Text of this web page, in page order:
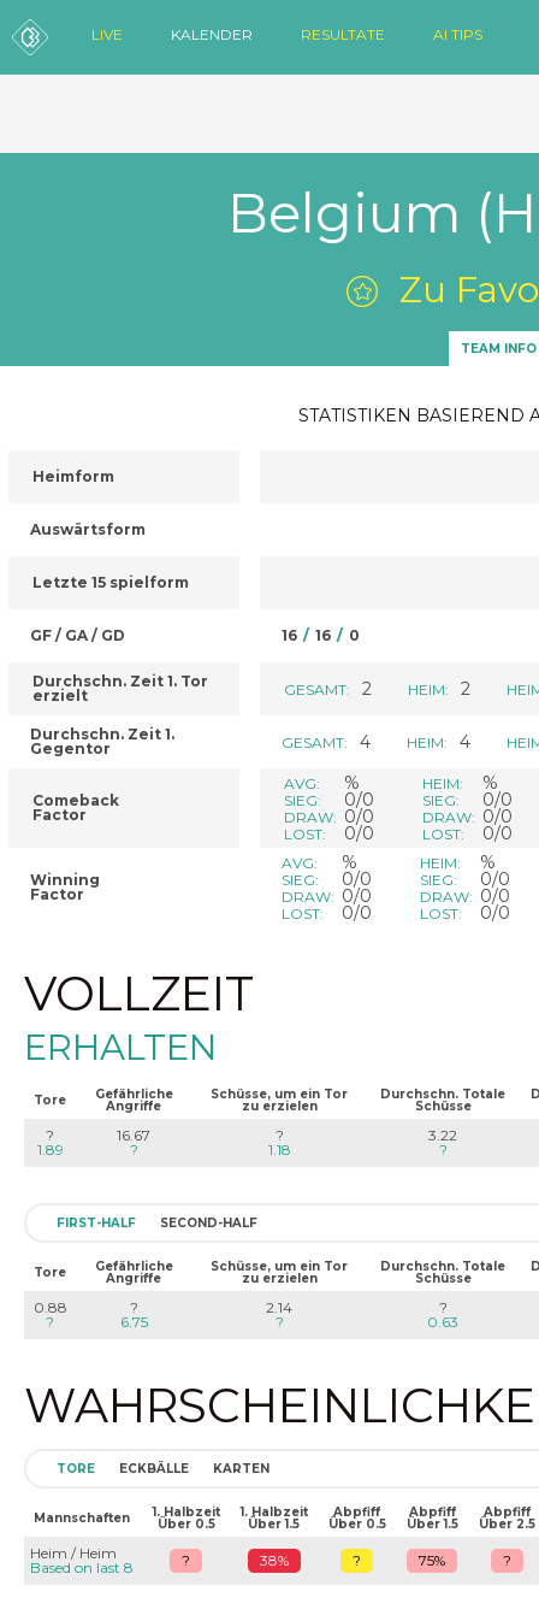
LIVE KALENDER RESULTATE AI TIPS
Belgium
Zu
TEAM INFO
STATISTIKEN BASIEREND
Heimform
Auswärtsform
Letzte 15 spielform
GF / GA / GD
Durchschn. Zeit 1. Tor
erzielt
Durchschn. Zeit 1.
Gegentor
Comeback
Factor
Winning
Factor
16 / 16 / 0
GESAMT: 2 HEIM: 2
GESAMT: 4 HEIM: 4
AVG: %
SIEG: 0/0
DRAW: 0/0
LOST: 0/0
HEIM: %
SIEG: 0/0
DRAW: 0/0
LOST: 0/0
AVG: %
SIEG: 0/0
DRAW: 0/0
LOST: 0/0
HEIM: %
SIEG: 0/0
DRAW: 0/0
LOST: 0/0
VOLLZEIT
ERHALTEN
Tore Gefährliche
Angriffe
Schüsse, um ein Tor
zu erzielen
Durchschn. Totale
Schüsse
?
1.89
16.67
?
?
1.18
3.22
?
FIRST-HALF SECOND-HALF
Tore Gefährliche
Angriffe
Schüsse, um ein Tor
zu erzielen
Durchschn. Totale
Schüsse
0.88
?
?
6.75
2.14
?
?
0.63
TORE ECKBÄLLE KARTEN
Mannschaften 1. Halbzeit
Über 0.5
1. Halbzeit
Über 1.5
Abpfiff
Über 0.5
Abpfiff
Über 1.5
Abpfiff
Über 2.5
Heim / Heim
Based on last 8
? 38% ? 75% ?